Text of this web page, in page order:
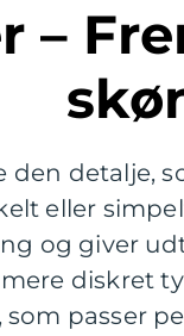
den detalje,
eller
og giver
diskret
passer